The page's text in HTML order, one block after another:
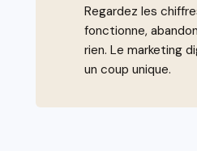
Regardez les
fonctionne,
rien. Le marketing
un coup unique.